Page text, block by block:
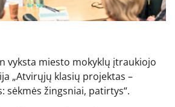
vyksta miesto mokyklų įtraukiojo
„Atvirųjų klasių projektas –
sėkmės žingsniai, patirtys“.